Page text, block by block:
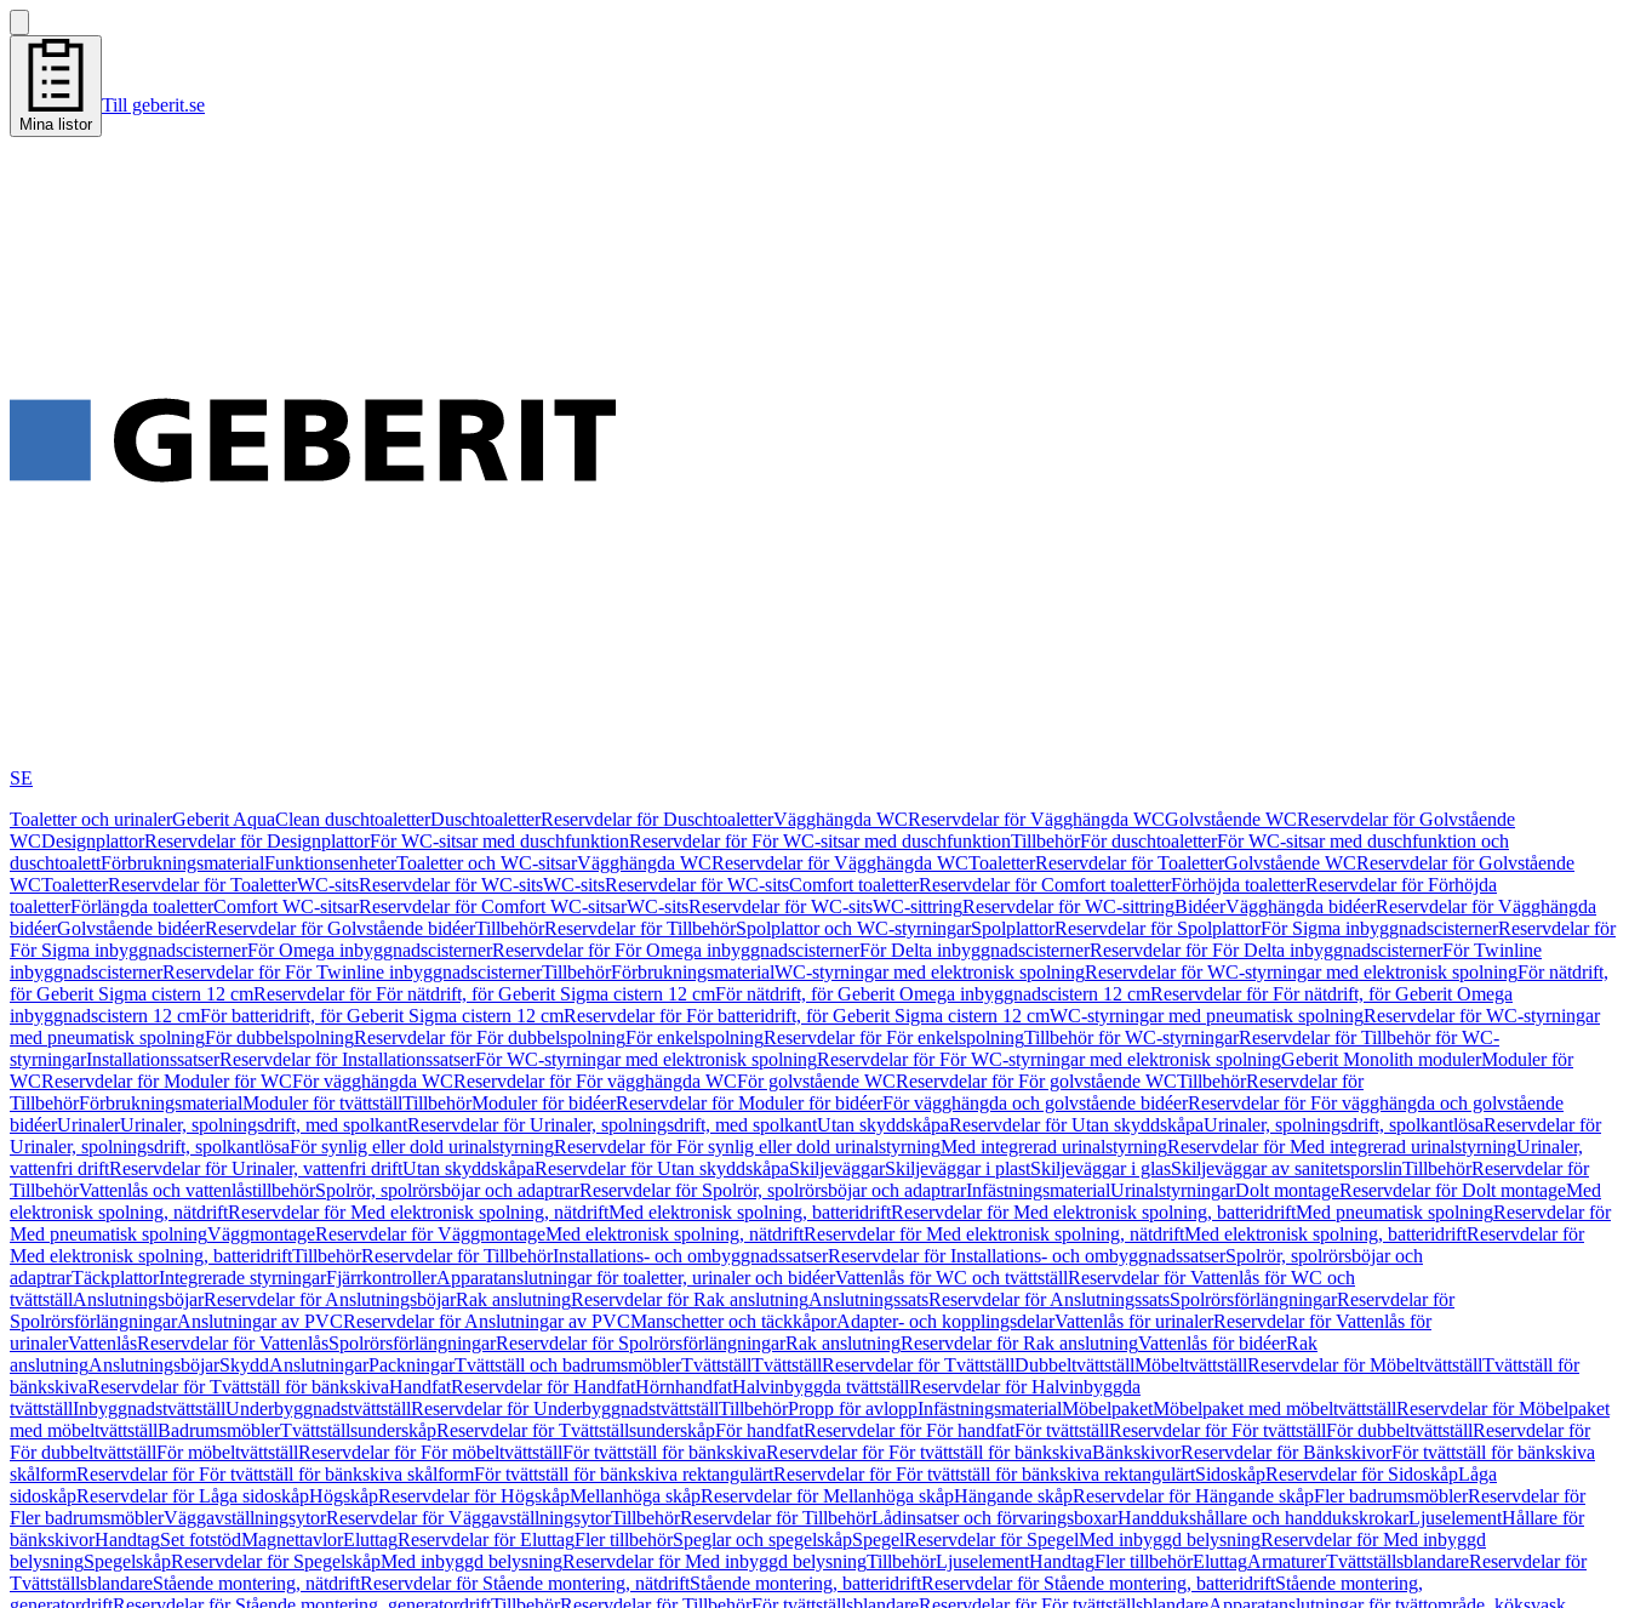
Mina listor
Till geberit.se
SE
Toaletter och urinalerGeberit AquaClean duschtoaletterDuschtoaletterReservdelar för DuschtoaletterVägghängda WCReservdelar för Vägghängda WCGolvstående WCReservdelar för Golvstående
WCDesignplattorReservdelar för DesignplattorFör WC-sitsar med duschfunktionReservdelar för För WC-sitsar med duschfunktionTillbehörFör duschtoaletterFör WC-sitsar med duschfunktion och
duschtoalettFörbrukningsmaterialFunktionsenheterToaletter och WC-sitsarVägghängda WCReservdelar för Vägghängda WCToaletterReservdelar för ToaletterGolvstående WCReservdelar för Golvstående
WCToaletterReservdelar för ToaletterWC-sitsReservdelar för WC-sitsWC-sitsReservdelar för WC-sitsComfort toaletterReservdelar för Comfort toaletterFörhöjda toaletterReservdelar för Förhöjda
toaletterFörlängda toaletterComfort WC-sitsarReservdelar för Comfort WC-sitsarWC-sitsReservdelar för WC-sitsWC-sittringReservdelar för WC-sittringBidéerVägghängda bidéerReservdelar för Vägghängda
bidéerGolvstående bidéerReservdelar för Golvstående bidéerTillbehörReservdelar för TillbehörSpolplattor och WC-styrningarSpolplattorReservdelar för SpolplattorFör Sigma inbyggnadscisternerReservdelar för
För Sigma inbyggnadscisternerFör Omega inbyggnadscisternerReservdelar för För Omega inbyggnadscisternerFör Delta inbyggnadscisternerReservdelar för För Delta inbyggnadscisternerFör Twinline
inbyggnadscisternerReservdelar för För Twinline inbyggnadscisternerTillbehörFörbrukningsmaterialWC-styrningar med elektronisk spolningReservdelar för WC-styrningar med elektronisk spolningFör nätdrift,
för Geberit Sigma cistern 12 cmReservdelar för För nätdrift, för Geberit Sigma cistern 12 cmFör nätdrift, för Geberit Omega inbyggnadscistern 12 cmReservdelar för För nätdrift, för Geberit Omega
inbyggnadscistern 12 cmFör batteridrift, för Geberit Sigma cistern 12 cmReservdelar för För batteridrift, för Geberit Sigma cistern 12 cmWC-styrningar med pneumatisk spolningReservdelar för WC-styrningar
med pneumatisk spolningFör dubbelspolningReservdelar för För dubbelspolningFör enkelspolningReservdelar för För enkelspolningTillbehör för WC-styrningarReservdelar för Tillbehör för WC-
styrningarInstallationssatserReservdelar för InstallationssatserFör WC-styrningar med elektronisk spolningReservdelar för För WC-styrningar med elektronisk spolningGeberit Monolith modulerModuler för
WCReservdelar för Moduler för WCFör vägghängda WCReservdelar för För vägghängda WCFör golvstående WCReservdelar för För golvstående WCTillbehörReservdelar för
TillbehörFörbrukningsmaterialModuler för tvättställTillbehörModuler för bidéerReservdelar för Moduler för bidéerFör vägghängda och golvstående bidéerReservdelar för För vägghängda och golvstående
bidéerUrinalerUrinaler, spolningsdrift, med spolkantReservdelar för Urinaler, spolningsdrift, med spolkantUtan skyddskåpaReservdelar för Utan skyddskåpaUrinaler, spolningsdrift, spolkantlösaReservdelar för
Urinaler, spolningsdrift, spolkantlösaFör synlig eller dold urinalstyrningReservdelar för För synlig eller dold urinalstyrningMed integrerad urinalstyrningReservdelar för Med integrerad urinalstyrningUrinaler,
vattenfri driftReservdelar för Urinaler, vattenfri driftUtan skyddskåpaReservdelar för Utan skyddskåpaSkiljeväggarSkiljeväggar i plastSkiljeväggar i glasSkiljeväggar av sanitetsporslinTillbehörReservdelar för
TillbehörVattenlås och vattenlåstillbehörSpolrör, spolrörsböjar och adaptrarReservdelar för Spolrör, spolrörsböjar och adaptrarInfästningsmaterialUrinalstyrningarDolt montageReservdelar för Dolt montageMed
elektronisk spolning, nätdriftReservdelar för Med elektronisk spolning, nätdriftMed elektronisk spolning, batteridriftReservdelar för Med elektronisk spolning, batteridriftMed pneumatisk spolningReservdelar för
Med pneumatisk spolningVäggmontageReservdelar för VäggmontageMed elektronisk spolning, nätdriftReservdelar för Med elektronisk spolning, nätdriftMed elektronisk spolning, batteridriftReservdelar för
Med elektronisk spolning, batteridriftTillbehörReservdelar för TillbehörInstallations- och ombyggnadssatserReservdelar för Installations- och ombyggnadssatserSpolrör, spolrörsböjar och
adaptrarTäckplattorIntegrerade styrningarFjärrkontrollerApparatanslutningar för toaletter, urinaler och bidéerVattenlås för WC och tvättställReservdelar för Vattenlås för WC och
tvättställAnslutningsböjarReservdelar för AnslutningsböjarRak anslutningReservdelar för Rak anslutningAnslutningssatsReservdelar för AnslutningssatsSpolrörsförlängningarReservdelar för
SpolrörsförlängningarAnslutningar av PVCReservdelar för Anslutningar av PVCManschetter och täckkåporAdapter- och kopplingsdelarVattenlås för urinalerReservdelar för Vattenlås för
urinalerVattenlåsReservdelar för VattenlåsSpolrörsförlängningarReservdelar för SpolrörsförlängningarRak anslutningReservdelar för Rak anslutningVattenlås för bidéerRak
anslutningAnslutningsböjarSkyddAnslutningarPackningarTvättställ och badrumsmöblerTvättställTvättställReservdelar för TvättställDubbeltvättställMöbeltvättställReservdelar för MöbeltvättställTvättställ för
bänkskivaReservdelar för Tvättställ för bänkskivaHandfatReservdelar för HandfatHörnhandfatHalvinbyggda tvättställReservdelar för Halvinbyggda
tvättställInbyggnadstvättställUnderbyggnadstvättställReservdelar för UnderbyggnadstvättställTillbehörPropp för avloppInfästningsmaterialMöbelpaketMöbelpaket med möbeltvättställReservdelar för Möbelpaket
med möbeltvättställBadrumsmöblerTvättställsunderskåpReservdelar för TvättställsunderskåpFör handfatReservdelar för För handfatFör tvättställReservdelar för För tvättställFör dubbeltvättställReservdelar för
För dubbeltvättställFör möbeltvättställReservdelar för För möbeltvättställFör tvättställ för bänkskivaReservdelar för För tvättställ för bänkskivaBänkskivorReservdelar för BänkskivorFör tvättställ för bänkskiva
skålformReservdelar för För tvättställ för bänkskiva skålformFör tvättställ för bänkskiva rektangulärtReservdelar för För tvättställ för bänkskiva rektangulärtSidoskåpReservdelar för SidoskåpLåga
sidoskåpReservdelar för Låga sidoskåpHögskåpReservdelar för HögskåpMellanhöga skåpReservdelar för Mellanhöga skåpHängande skåpReservdelar för Hängande skåpFler badrumsmöblerReservdelar för
Fler badrumsmöblerVäggavställningsytorReservdelar för VäggavställningsytorTillbehörReservdelar för TillbehörLådinsatser och förvaringsboxarHanddukshållare och handdukskrokarLjuselementHållare för
bänkskivorHandtagSet fotstödMagnettavlorEluttagReservdelar för EluttagFler tillbehörSpeglar och spegelskåpSpegelReservdelar för SpegelMed inbyggd belysningReservdelar för Med inbyggd
belysningSpegelskåpReservdelar för SpegelskåpMed inbyggd belysningReservdelar för Med inbyggd belysningTillbehörLjuselementHandtagFler tillbehörEluttagArmaturerTvättställsblandareReservdelar för
TvättställsblandareStående montering, nätdriftReservdelar för Stående montering, nätdriftStående montering, batteridriftReservdelar för Stående montering, batteridriftStående montering,